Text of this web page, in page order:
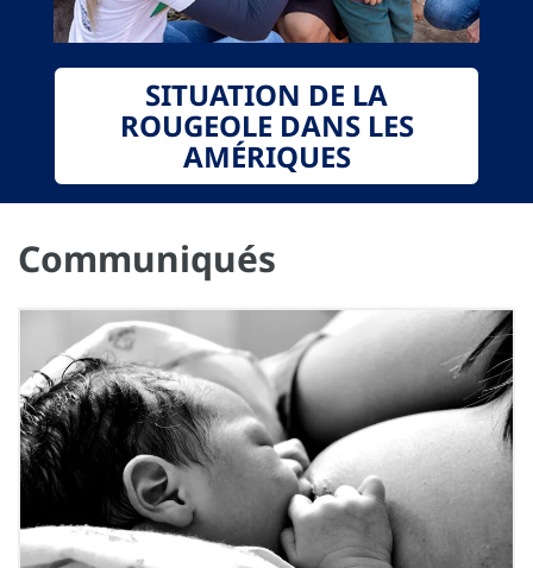
SITUATION DE LA
ROUGEOLE DANS LES
AMÉRIQUES
Communiqués